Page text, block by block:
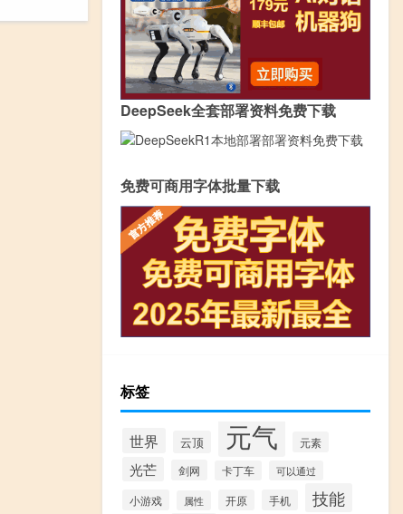
DeepSeek全套部署资料免费下载
免费可商用字体批量下载
标签
世界 云顶 元气 元素
光芒 剑网 卡丁车 可以通过
小游戏 属性 开原 手机 技能